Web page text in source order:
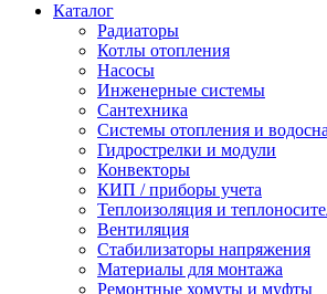
Каталог
Радиаторы
Котлы отопления
Насосы
Инженерные системы
Сантехника
Системы отопления и
Гидрострелки и модули
Конвекторы
КИП / приборы учета
Теплоизоляция и
Вентиляция
Стабилизаторы напряжения
Материалы для монтажа
Ремонтные хомуты и муфты